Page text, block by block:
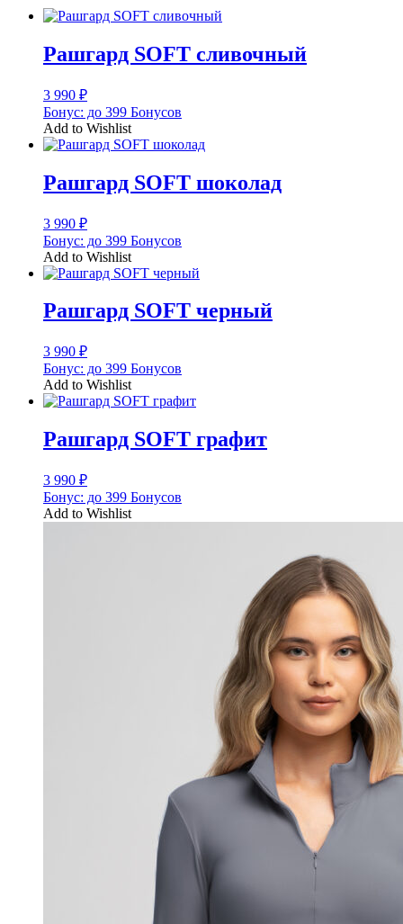
Рашгард SOFT сливочный
3 990 ₽
Бонус: до 399 Бонусов
Add to Wishlist
Рашгард SOFT шоколад
3 990 ₽
Бонус: до 399 Бонусов
Add to Wishlist
Рашгард SOFT черный
3 990 ₽
Бонус: до 399 Бонусов
Add to Wishlist
Рашгард SOFT графит
3 990 ₽
Бонус: до 399 Бонусов
Add to Wishlist